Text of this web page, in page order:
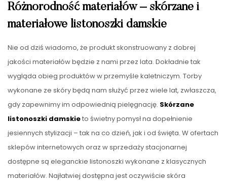
Różnorodność materiałów – skórzane i
materiałowe listonoszki damskie
Nie od dziś wiadomo, że produkt skonstruowany z dobrej
jakości materiałów będzie z nami przez lata. Dokładnie tak
wygląda obieg produktów w przemyśle kaletniczym. Torby
wykonane ze skóry będą nam służyć przez wiele lat, zwłaszcza,
gdy zapewnimy im odpowiednią pielęgnację. Skórzane
listonoszki damskieto świetny pomysł na dopełnienie
jesiennych stylizacji – tak na co dzień, jak i od święta. W ofertach
sklepów internetowych oraz w sprzedaży stacjonarnej
dostępne są eleganckie listonoszki wykonane z klasycznych
materiałów. Najłatwiej dostępna jest oczywiście skóra